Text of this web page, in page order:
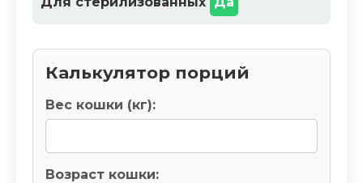
Калькулятор порций
Вес кошки (кг):
Возраст кошки: